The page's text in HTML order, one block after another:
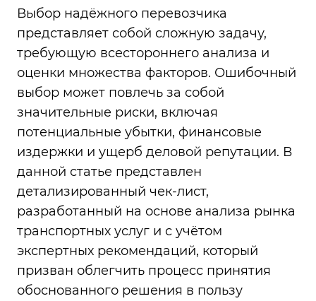
Выбор надёжного перевозчика
представляет собой сложную задачу,
требующую всестороннего анализа и
оценки множества факторов. Ошибочный
выбор может повлечь за собой
значительные риски, включая
потенциальные убытки, финансовые
издержки и ущерб деловой репутации. В
данной статье представлен
детализированный чек-лист,
разработанный на основе анализа рынка
транспортных услуг и с учётом
экспертных рекомендаций, который
призван облегчить процесс принятия
обоснованного решения в пользу